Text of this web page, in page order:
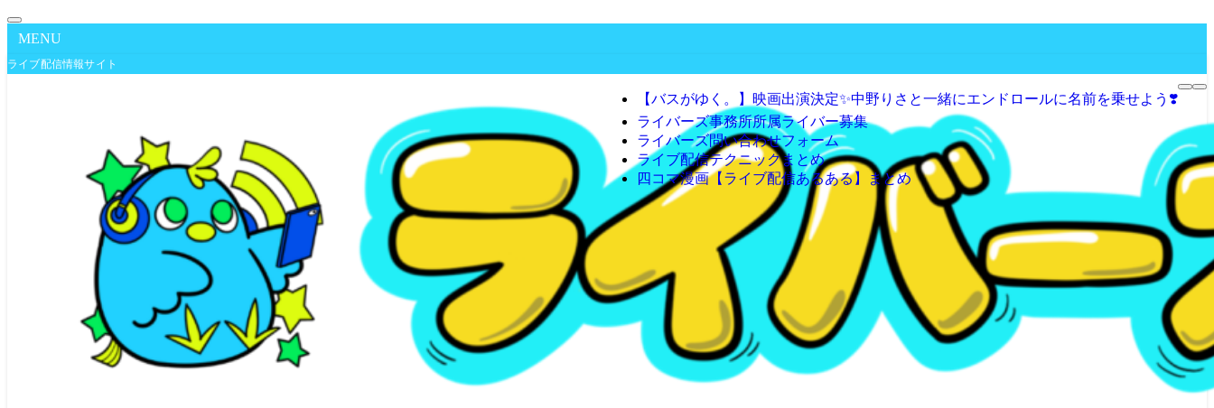
MENU
ライブ配信情報サイト
【バスがゆく。】映画出演決定✨️中野りさと一緒にエンドロールに名前を乗せよう❣️
ライバーズ事務所所属ライバー募集
ライバーズ問い合わせフォーム
ライブ配信テクニックまとめ
四コマ漫画【ライブ配信あるある】まとめ